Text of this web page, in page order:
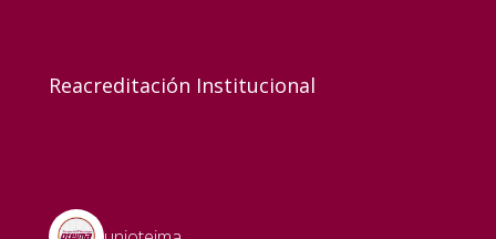
Reacreditación Institucional